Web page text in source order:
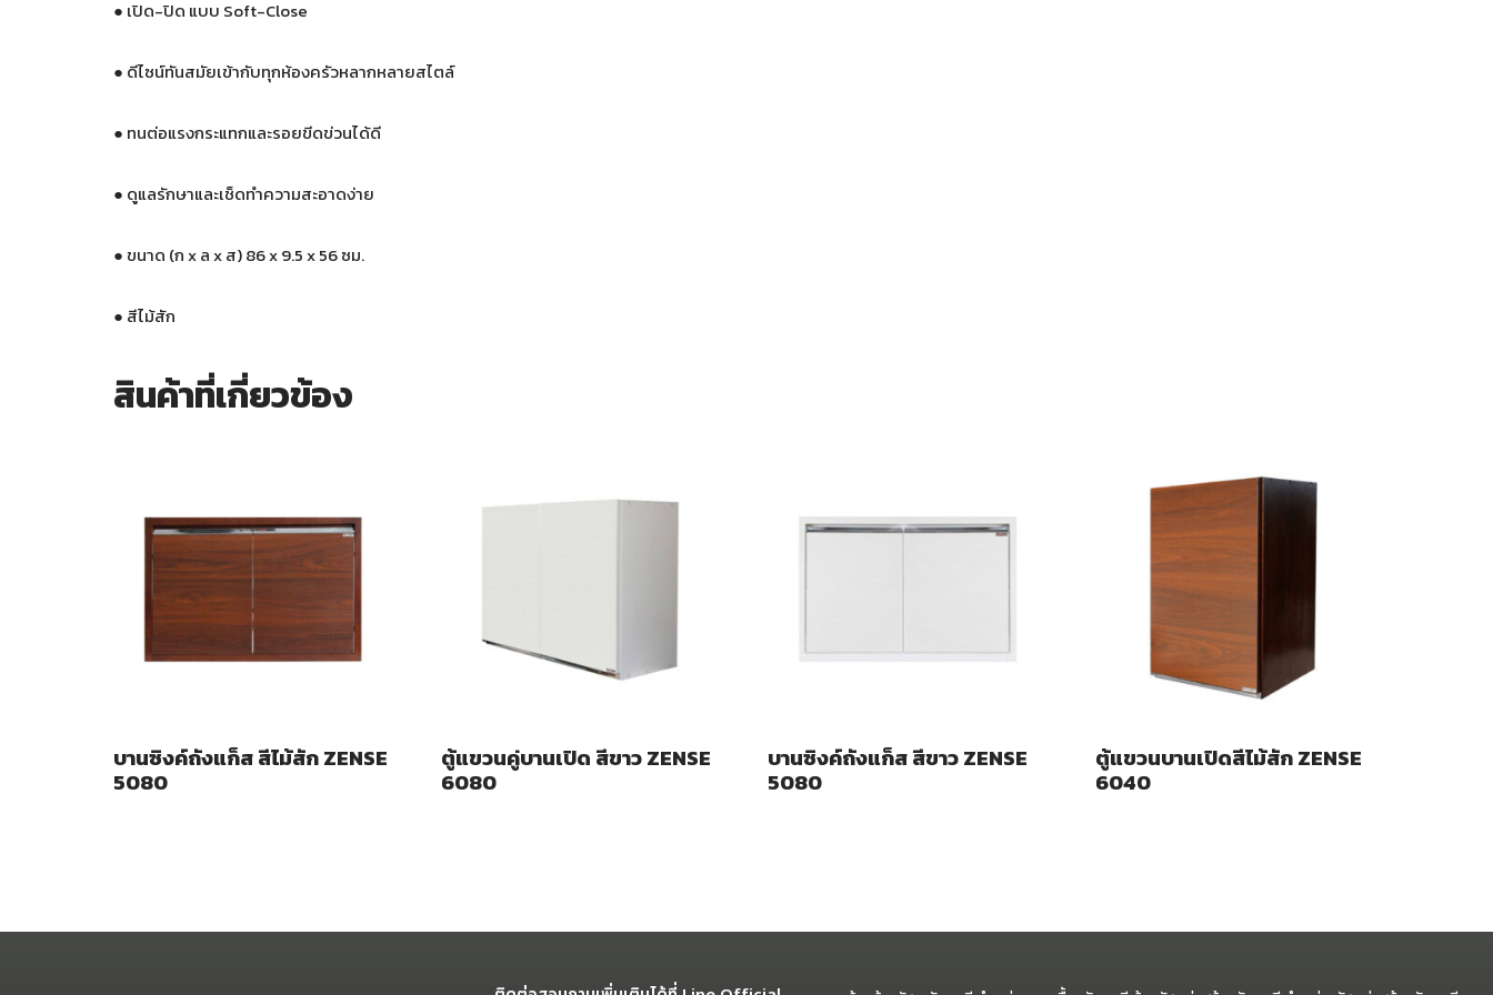
● เปิด-ปิด แบบ Soft-Close
● ดีไซน์ทันสมัยเข้ากับทุกห้องครัวหลากหลายสไตล์
● ทนต่อแรงกระแทกและรอยขีดข่วนได้ดี
● ดูแลรักษาและเช็ดทำความสะอาดง่าย
● ขนาด (ก x ล x ส) 86 x 9.5 x 56 ซม.
● สีไม้สัก
สินค้าที่เกี่ยวข้อง
บานซิงค์ถังแก็ส สีไม้สัก ZENSE
5080
ตู้แขวนคู่บานเปิด สีขาว ZENSE
6080
บานซิงค์ถังแก็ส สีขาว ZENSE
5080
ตู้แขวนบานเปิดสีไม้สัก ZENSE
6040